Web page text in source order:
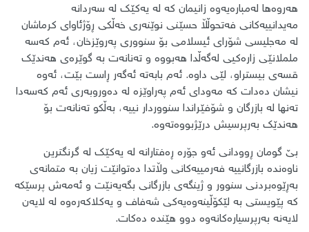
هەروەها لەمبارەیەوە زانیمان کە لە یەکێک لە سەردانە
مەیدانییەکانی فەتحوڵڵا حسێنی نوێنەری خەڵکی ڕۆژئاوای کرماشان
لە مەجلیسی شۆرای ئیسلامی بۆ سنووری پەروێزخان، ئەم کەسە
ململانێی زارەکیی لەگەڵدا هەبووە و تەنانەت بە گوێرەی هەندێک
قسەی بیستراو، لێی داوە. ئەم بابەتە ئەگەر ڕاست بێت، ئەوە
نیشان دەدات کە مەودای ئەم پەراوێزە لە دەوروبەری ئەم کەسەدا
تەنها لە بازرگان و شۆفێراندا سنووردار نییە، بەڵکو تەنانەت بۆ
هەندێک بەرپرسیش درێژبووەتەوە.
بێ گومان ڕوودانی ئەو جۆرە ڕەفتارانە لە یەکێک لە گرنگترین
ناوەندە بازرگانییە فەرمییەکانی وڵاتدا دەتوانێت زیان بە متمانەی
بەڕێوەبردنی سنوور و ژینگەی بازرگانی بگەیەنێت و ئەمەش پرسێکە
کە پێویستی بە لێکۆڵینەوەیەکی شەفاف و یەکلاکەرەوە لە لایەن
لایەنە بەرپرسیارەکانەوە دوو هێندە دەکات.